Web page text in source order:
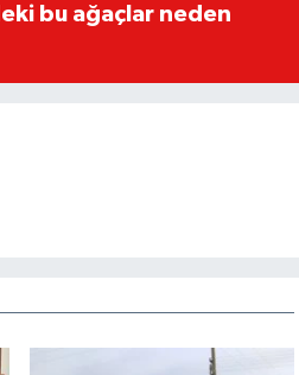
bu ağaçlar neden